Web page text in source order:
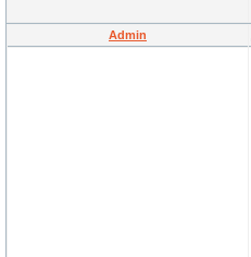
Admin